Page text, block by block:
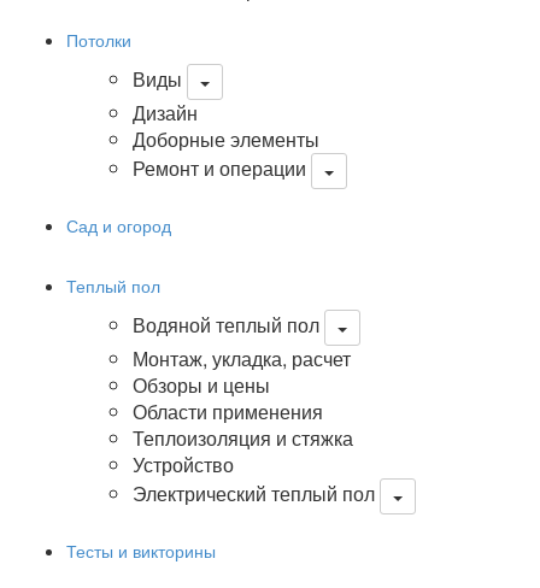
Потолки
Виды
Дизайн
Доборные элементы
Ремонт и операции
Сад и огород
Теплый пол
Водяной теплый пол
Монтаж, укладка, расчет
Обзоры и цены
Области применения
Теплоизоляция и стяжка
Устройство
Электрический теплый пол
Тесты и викторины